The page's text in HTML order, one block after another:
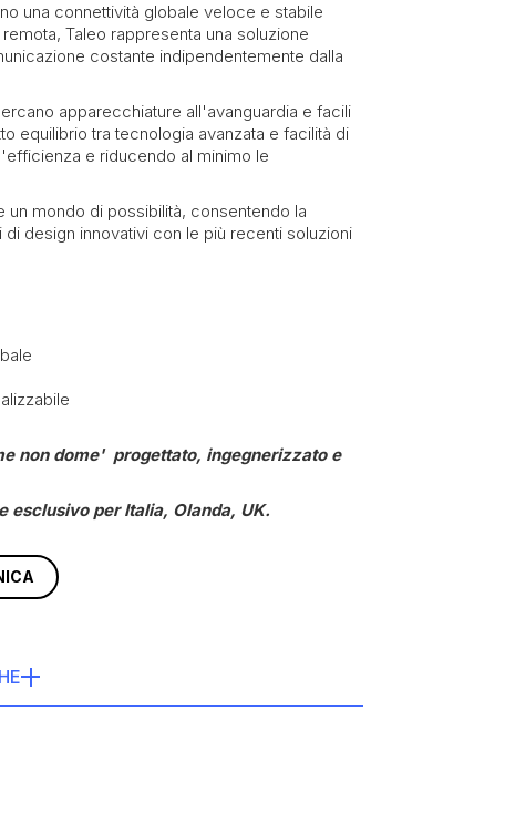
una connettività globale veloce e stabile
Taleo rappresenta una soluzione
costante indipendentemente dalla
apparecchiature all'avanguardia e facili
equilibrio tra tecnologia avanzata e facilità di
e riducendo al minimo le
un mondo di possibilità, consentendo la
design innovativi con le più recenti soluzioni
non dome' progettato, ingegnerizzato e
esclusivo per Italia, Olanda, UK.